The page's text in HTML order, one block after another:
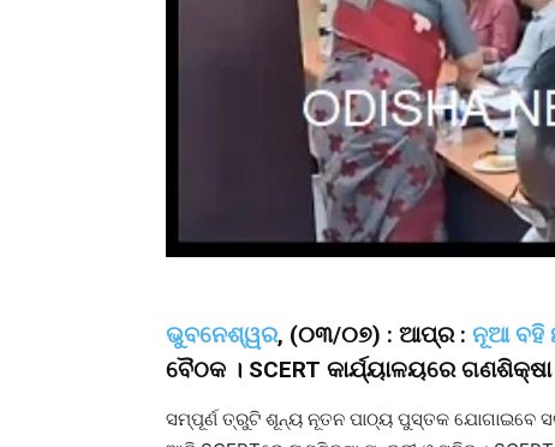
ଭୁବନେଶ୍ୱର, (୦୩/୦୭) : ଆପ୍ର : ନୂଆ ବହି
ବୈଠକ । SCERT କାର୍ଯ୍ୟାଳୟରେ
ସମ୍ପୂର୍ଣ ତ୍ରୁଟି ଶୂନ୍ୟ ନୂତନ ପାଠ୍ୟ ପୁସ୍ତକ ଯୋଗାଇବେ